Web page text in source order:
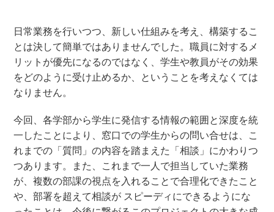
日常業務を行いつつ、新しい仕組みを考え、構築するこ
とは決して簡単ではありませんでした。職員に対するメ
リットが優先になるのではなく、学生や教員がその効果
をどのように受け止めるか、ということを考えなくては
なりません。
今回、各学部から学生に発信する情報の範囲と深度を統
一したことにより、窓口での学生からの問い合せは、こ
れまでの「質問」の内容を踏まえた「相談」にかわりつ
つあります。また、これまで一人で担当していた業務
が、複数の部課の視点を入れることで合理化できたこと
や、部署を超えて相談が スピーディにできるようにな